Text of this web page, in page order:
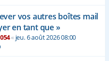
vos autres boîtes mail
en tant que »
« jeu. 6 août 2026 08:00